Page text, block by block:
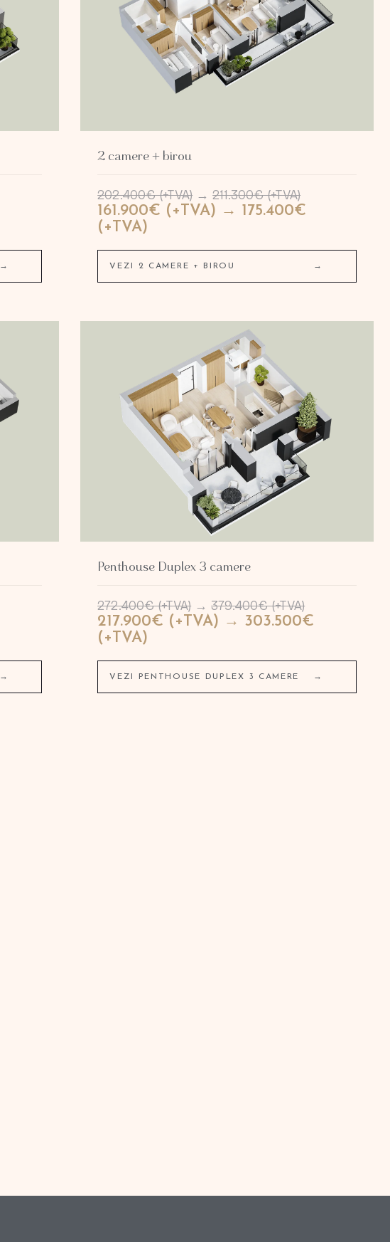
→
2 camere + birou
202.400€ (+TVA) →211.300€ (+TVA)
161.900€ (+TVA) → 175.400€
(+TVA)
VEZI 2 CAMERE + BIROU →
→
Penthouse Duplex 3 camere
272.400€ (+TVA) →379.400€ (+TVA)
217.900€ (+TVA) → 303.500€
(+TVA)
VEZI PENTHOUSE DUPLEX 3 CAMERE →